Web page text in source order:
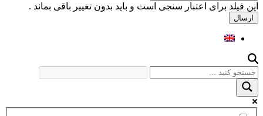
این فیلد برای اعتبار سنجی است و باید بدون تغییر باقی بماند .